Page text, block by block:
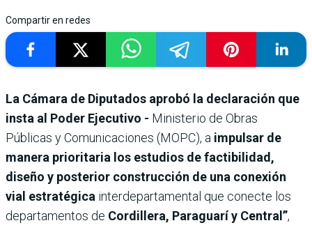
Compartir en redes
La Cámara de Diputados aprobó la declaración que
insta al Poder Ejecutivo - Ministerio de Obras
Públicas y Comunicaciones (MOPC), a impulsar de
manera prioritaria los estudios de factibilidad,
diseño y posterior construcción de una conexión
vial estratégica interdepartamental que conecte los
departamentos de Cordillera, Paraguarí y Central”,